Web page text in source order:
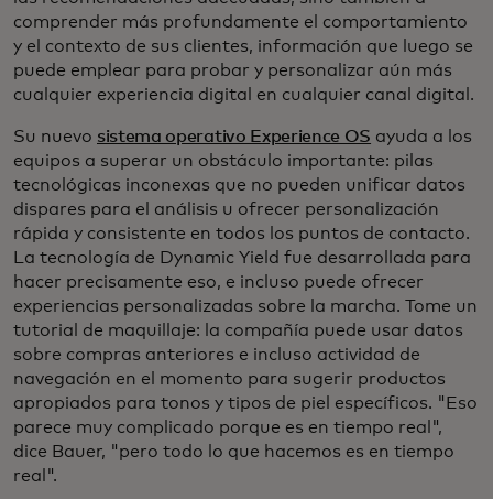
comprender más profundamente el comportamiento
y el contexto de sus clientes, información que luego se
puede emplear para probar y personalizar aún más
cualquier experiencia digital en cualquier canal digital.
Su nuevo sistema operativo Experience OS ayuda a los
equipos a superar un obstáculo importante: pilas
tecnológicas inconexas que no pueden unificar datos
dispares para el análisis u ofrecer personalización
rápida y consistente en todos los puntos de contacto.
La tecnología de Dynamic Yield fue desarrollada para
hacer precisamente eso, e incluso puede ofrecer
experiencias personalizadas sobre la marcha. Tome un
tutorial de maquillaje: la compañía puede usar datos
sobre compras anteriores e incluso actividad de
navegación en el momento para sugerir productos
apropiados para tonos y tipos de piel específicos. "Eso
parece muy complicado porque es en tiempo real",
dice Bauer, "pero todo lo que hacemos es en tiempo
real".